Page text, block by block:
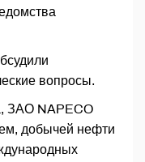
вопросы.
ЗАО NAPECO
добычей нефти